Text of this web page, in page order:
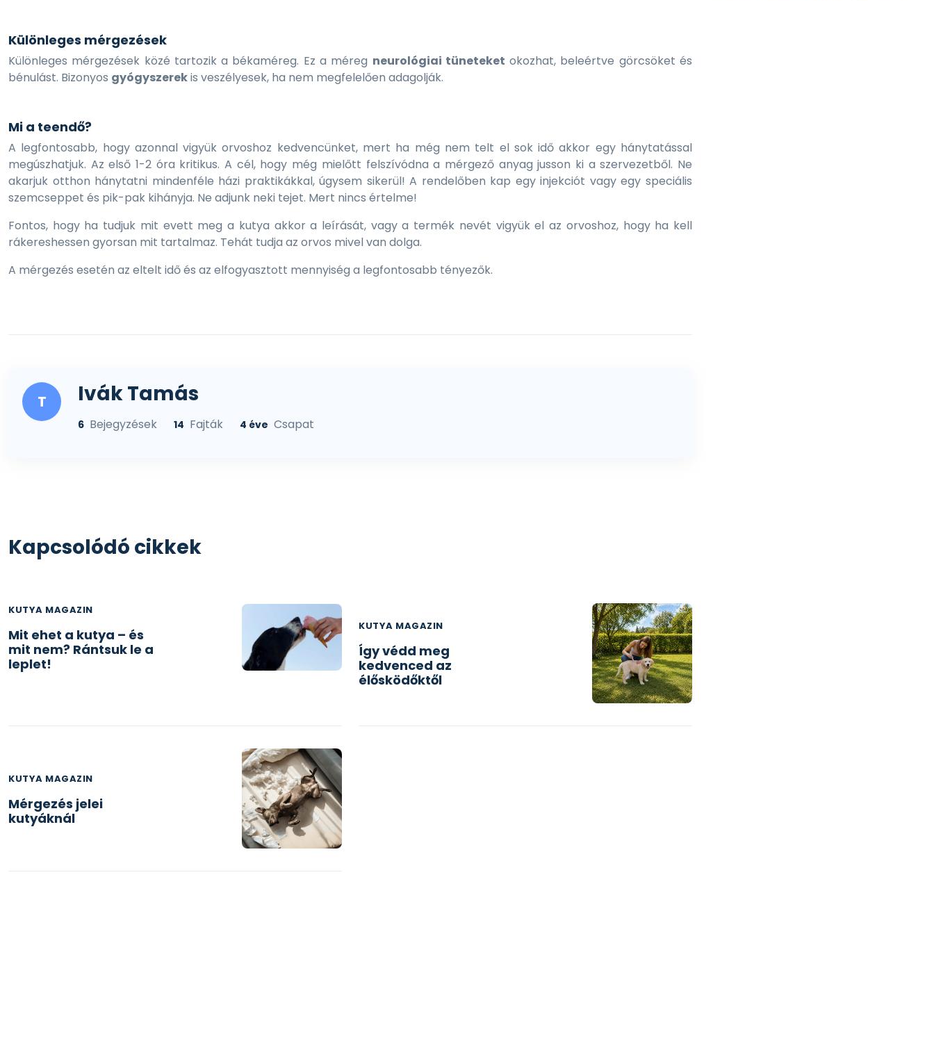
Különleges mérgezések
Különleges mérgezések közé tartozik a békaméreg. Ez a méreg neurológiai tüneteket okozhat, beleértve görcsöket és
bénulást. Bizonyos gyógyszerekis veszélyesek, ha nem megfelelően adagolják.
Mi a teendő?
A legfontosabb, hogy azonnal vigyük orvoshoz kedvencünket, mert ha még nem telt el sok idő akkor egy hánytatással
megúszhatjuk. Az első 1-2 óra kritikus. A cél, hogy még mielőtt felszívódna a mérgező anyag jusson ki a szervezetből. Ne
akarjuk otthon hánytatni mindenféle házi praktikákkal, úgysem sikerül! A rendelőben kap egy injekciót vagy egy speciális
szemcseppet és pik-pak kihányja. Ne adjunk neki tejet. Mert nincs értelme!
Fontos, hogy ha tudjuk mit evett meg a kutya akkor a leírását, vagy a termék nevét vigyük el az orvoshoz, hogy ha kell
rákereshessen gyorsan mit tartalmaz. Tehát tudja az orvos mivel van dolga.
A mérgezés esetén az eltelt idő és az elfogyasztott mennyiség a legfontosabb tényezők.
T Ivák Tamás
6 Bejegyzések 14 Fajták 4 éve Csapat
Kapcsolódó cikkek
KUTYA MAGAZIN
Mit ehet a kutya – és
mit nem? Rántsuk le a
leplet!
KUTYA MAGAZIN
Így védd meg
kedvenced az
élősködőktől
KUTYA MAGAZIN
Mérgezés jelei
kutyáknál